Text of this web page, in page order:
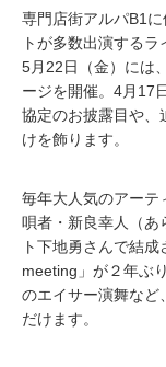
専門店街アルパB1
トが多数出演する
5月22日（金）には
ージを開催。4月17
協定のお披露目や、
けを飾ります。
毎年大人気のアーテ
唄者・新良幸人（あ
ト下地勇さんで結
meeting」が２年ぶ
のエイサー演舞など
だけます。